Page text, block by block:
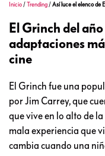
Inicio /Trending /Así luce el elenco de
El Grinch del
adaptaciones
cine
El Grinch fue una
por Jim Carrey, que
que vive en lo alto de
mala experiencia que
cambia cuando una